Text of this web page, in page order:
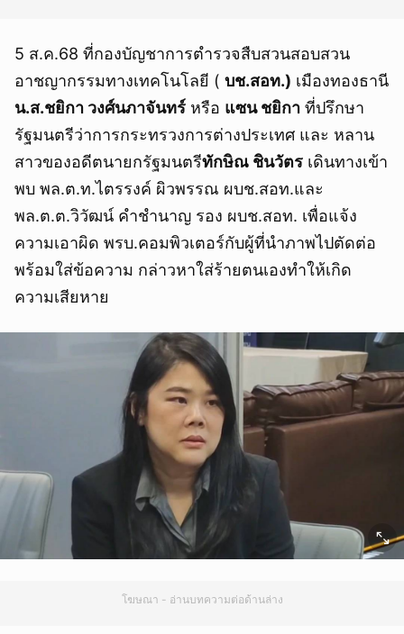
5 ส.ค.68 ที่กองบัญชาการตำรวจสืบสวนสอบสวน
อาชญากรรมทางเทคโนโลยี ( บช.สอท.) เมืองทองธานี
น.ส.ชยิกา วงศ์นภาจันทร์ หรือ แซน ชยิกา ที่ปรึกษา
รัฐมนตรีว่าการกระทรวงการต่างประเทศ และ หลาน
สาวของอดีตนายกรัฐมนตรีทักษิณ ชินวัตร เดินทางเข้า
พบ พล.ต.ท.ไตรรงค์ ผิวพรรณ ผบช.สอท.และ
พล.ต.ต.วิวัฒน์ คำชำนาญ รอง ผบช.สอท. เพื่อแจ้ง
ความเอาผิด พรบ.คอมพิวเตอร์กับผู้ที่นำภาพไปตัดต่อ
พร้อมใส่ข้อความ กล่าวหาใส่ร้ายตนเองทำให้เกิด
ความเสียหาย
โฆษณา - อ่านบทความต่อด้านล่าง